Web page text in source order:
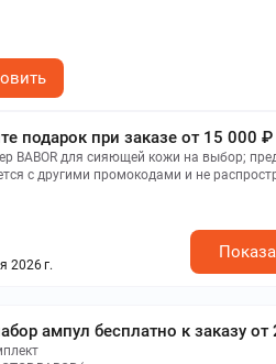
подарок при заказе от 15 000 ₽
BABOR для сияющей кожи на выбор;
с другими промокодами и не
2026 г.
ампул бесплатно к заказу от